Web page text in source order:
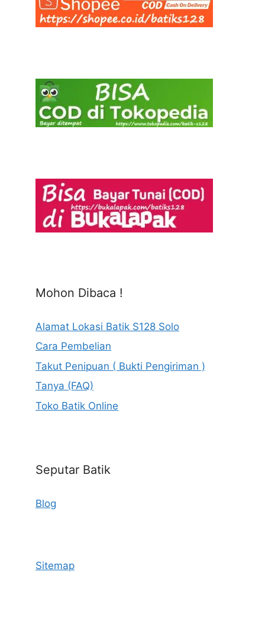
Mohon Dibaca !
Alamat Lokasi Batik S128 Solo
Cara Pembelian
Takut Penipuan ( Bukti Pengiriman )
Tanya (FAQ)
Toko Batik Online
Seputar Batik
Blog
Sitemap